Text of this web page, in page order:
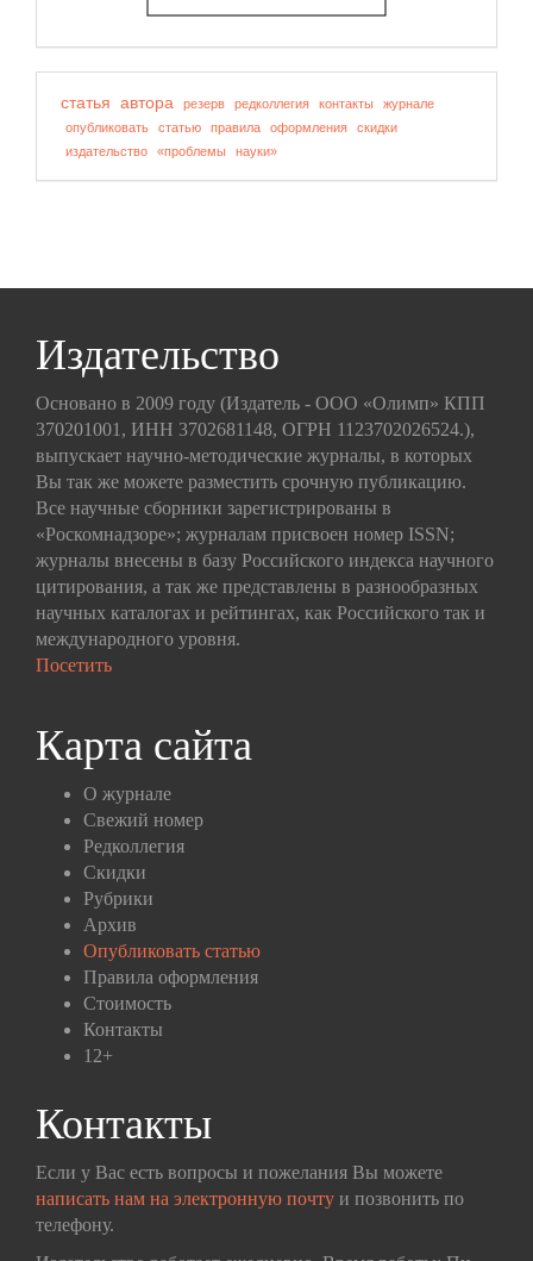
статья автора резерв редколлегия контакты
журнале
опубликовать
статью правила оформления
скидки
издательство
«проблемы науки»
Издательство
Основано в 2009 году (Издатель - ООО «Олимп» КПП
370201001, ИНН 3702681148, ОГРН 1123702026524.),
выпускает научно-методические журналы, в которых
Вы так же можете разместить срочную публикацию.
Все научные сборники зарегистрированы в
«Роскомнадзоре»; журналам присвоен номер ISSN;
журналы внесены в базу Российского индекса научного
цитирования, а так же представлены в разнообразных
научных каталогах и рейтингах, как Российского так и
международного уровня.
Посетить
Карта сайта
О журнале
Свежий номер
Редколлегия
Скидки
Рубрики
Архив
Опубликовать статью
Правила оформления
Стоимость
Контакты
12+
Контакты
Если у Вас есть вопросы и пожелания Вы можете
написать нам на электронную почту и позвонить по
телефону.